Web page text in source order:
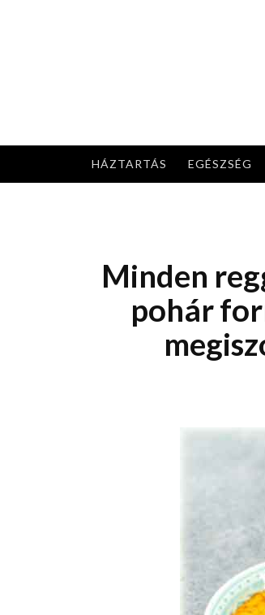
HÁZTARTÁS EGÉSZSÉG
Minden
pohár